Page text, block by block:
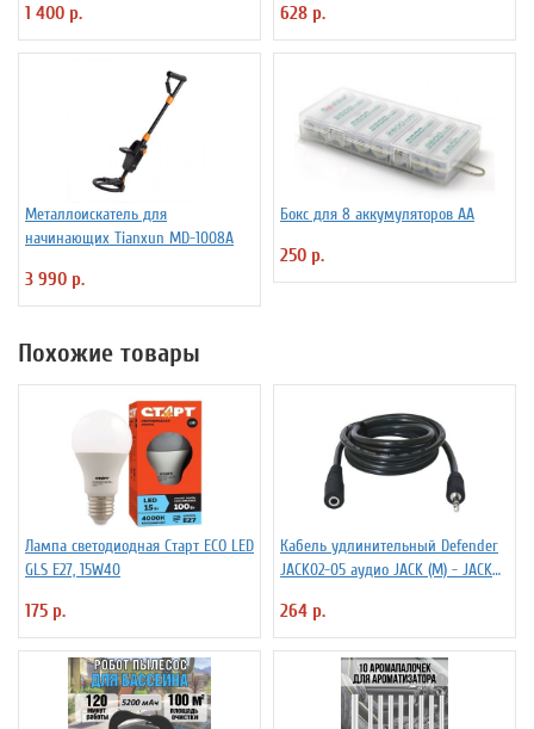
1 400 р. 628 р.
Металлоискатель для
начинающих Tianxun MD-1008A
3 990 р.
Бокс для 8 аккумуляторов АА
250 р.
Похожие товары
Лампа светодиодная Старт ECO LED
GLS E27, 15W40
175 р.
Кабель удлинительный Defender
JACK02-05 аудио JACK (M) - JACK
264 р.